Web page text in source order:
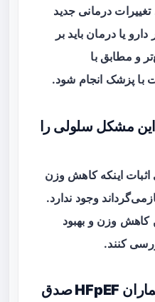
درمانی جدید
یا درمان باید بر
و مطابق با
با پزشک انجام شود.
مشکل سلولی را
اینکه کاهش وزن
وجود ندارد.
کاهش وزن و بهبود
کنند.
آیا این یافته برای همه بیماران HFpEF صدق